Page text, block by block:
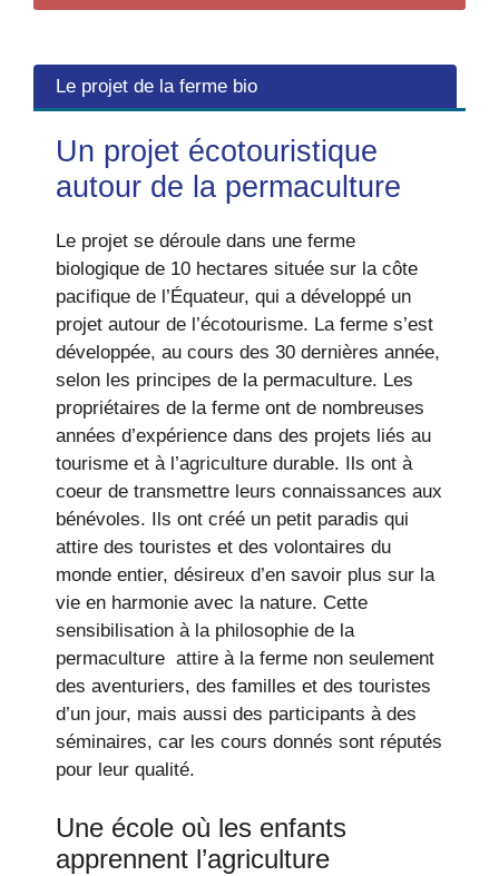
Le projet de la ferme bio
Un projet écotouristique
autour de la permaculture
Le projet se déroule dans une ferme
biologique de 10 hectares située sur la côte
pacifique de l’Équateur, qui a développé un
projet autour de l’écotourisme. La ferme s’est
développée, au cours des 30 dernières année,
selon les principes de la permaculture. Les
propriétaires de la ferme ont de nombreuses
années d’expérience dans des projets liés au
tourisme et à l’agriculture durable. Ils ont à
coeur de transmettre leurs connaissances aux
bénévoles. Ils ont créé un petit paradis qui
attire des touristes et des volontaires du
monde entier, désireux d’en savoir plus sur la
vie en harmonie avec la nature. Cette
sensibilisation à la philosophie de la
permaculture attire à la ferme non seulement
des aventuriers, des familles et des touristes
d’un jour, mais aussi des participants à des
séminaires, car les cours donnés sont réputés
pour leur qualité.
Une école où les enfants
apprennent l’agriculture